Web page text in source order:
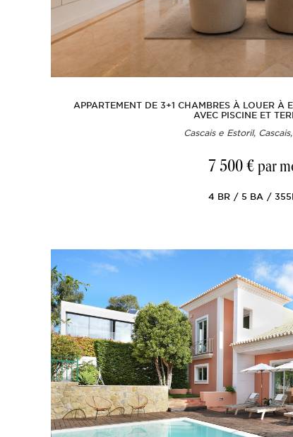
APPARTEMENT DE 3+1 CHAMBRES À LOUER À
AVEC PISCINE ET
Cascais e Estoril,
7 500 € par
4 BR 5 BA